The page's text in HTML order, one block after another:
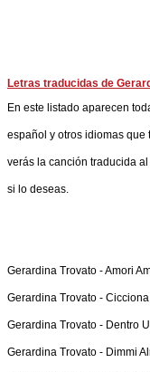
Letras traducidas de
En este listado aparecen
español y otros idiomas que
verás la canción traducida
si lo deseas.
Gerardina Trovato -Amori
Gerardina Trovato - Cicciona
Gerardina Trovato - Dentro
Gerardina Trovato - Dimmi